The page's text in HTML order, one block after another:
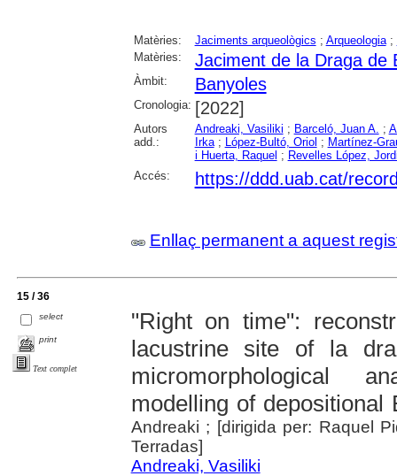
Matèries: Jaciments arqueològics ; Arqueologia;
Matèries:
Jaciment de la Draga de
Àmbit: Banyoles
Cronologia: [2022]
Autors
add.:
Andreaki, Vasiliki ; Barceló, Juan A. ;
Irka; López-Bultó, Oriol ; Martínez-
i Huerta, Raquel ; Revelles López,
Accés:
https://ddd.uab.cat/
Enllaç permanent a aquest
15 / 36
select
print
Text complet
"Right on time":
lacustrine site of la
micromorphological
modelling of depositional
Andreaki ; [dirigida per: Raquel
Terradas]
Andreaki, Vasiliki